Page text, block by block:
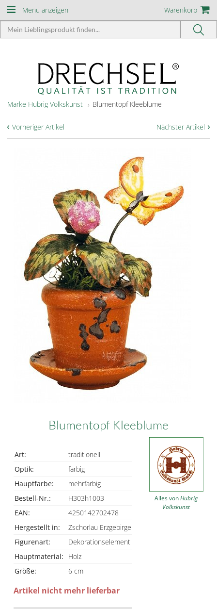
Menü anzeigen Warenkorb
Marke Hubrig Volkskunst Blumentopf Kleeblume
Nächster Artikel ›
‹ Vorheriger Artikel
Blumentopf Kleeblume
Art:
traditionell
Optik:
farbig
Hauptfarbe:
mehrfarbig
Bestell-Nr.:
H303h1003
EAN:
4250142702478
Hergestellt in:
Zschorlau Erzgebirge
Figurenart:
Dekorationselement
Hauptmaterial:
Holz
Größe:
6 cm
Alles vonHubrig
Volkskunst
Artikel nicht mehr lieferbar